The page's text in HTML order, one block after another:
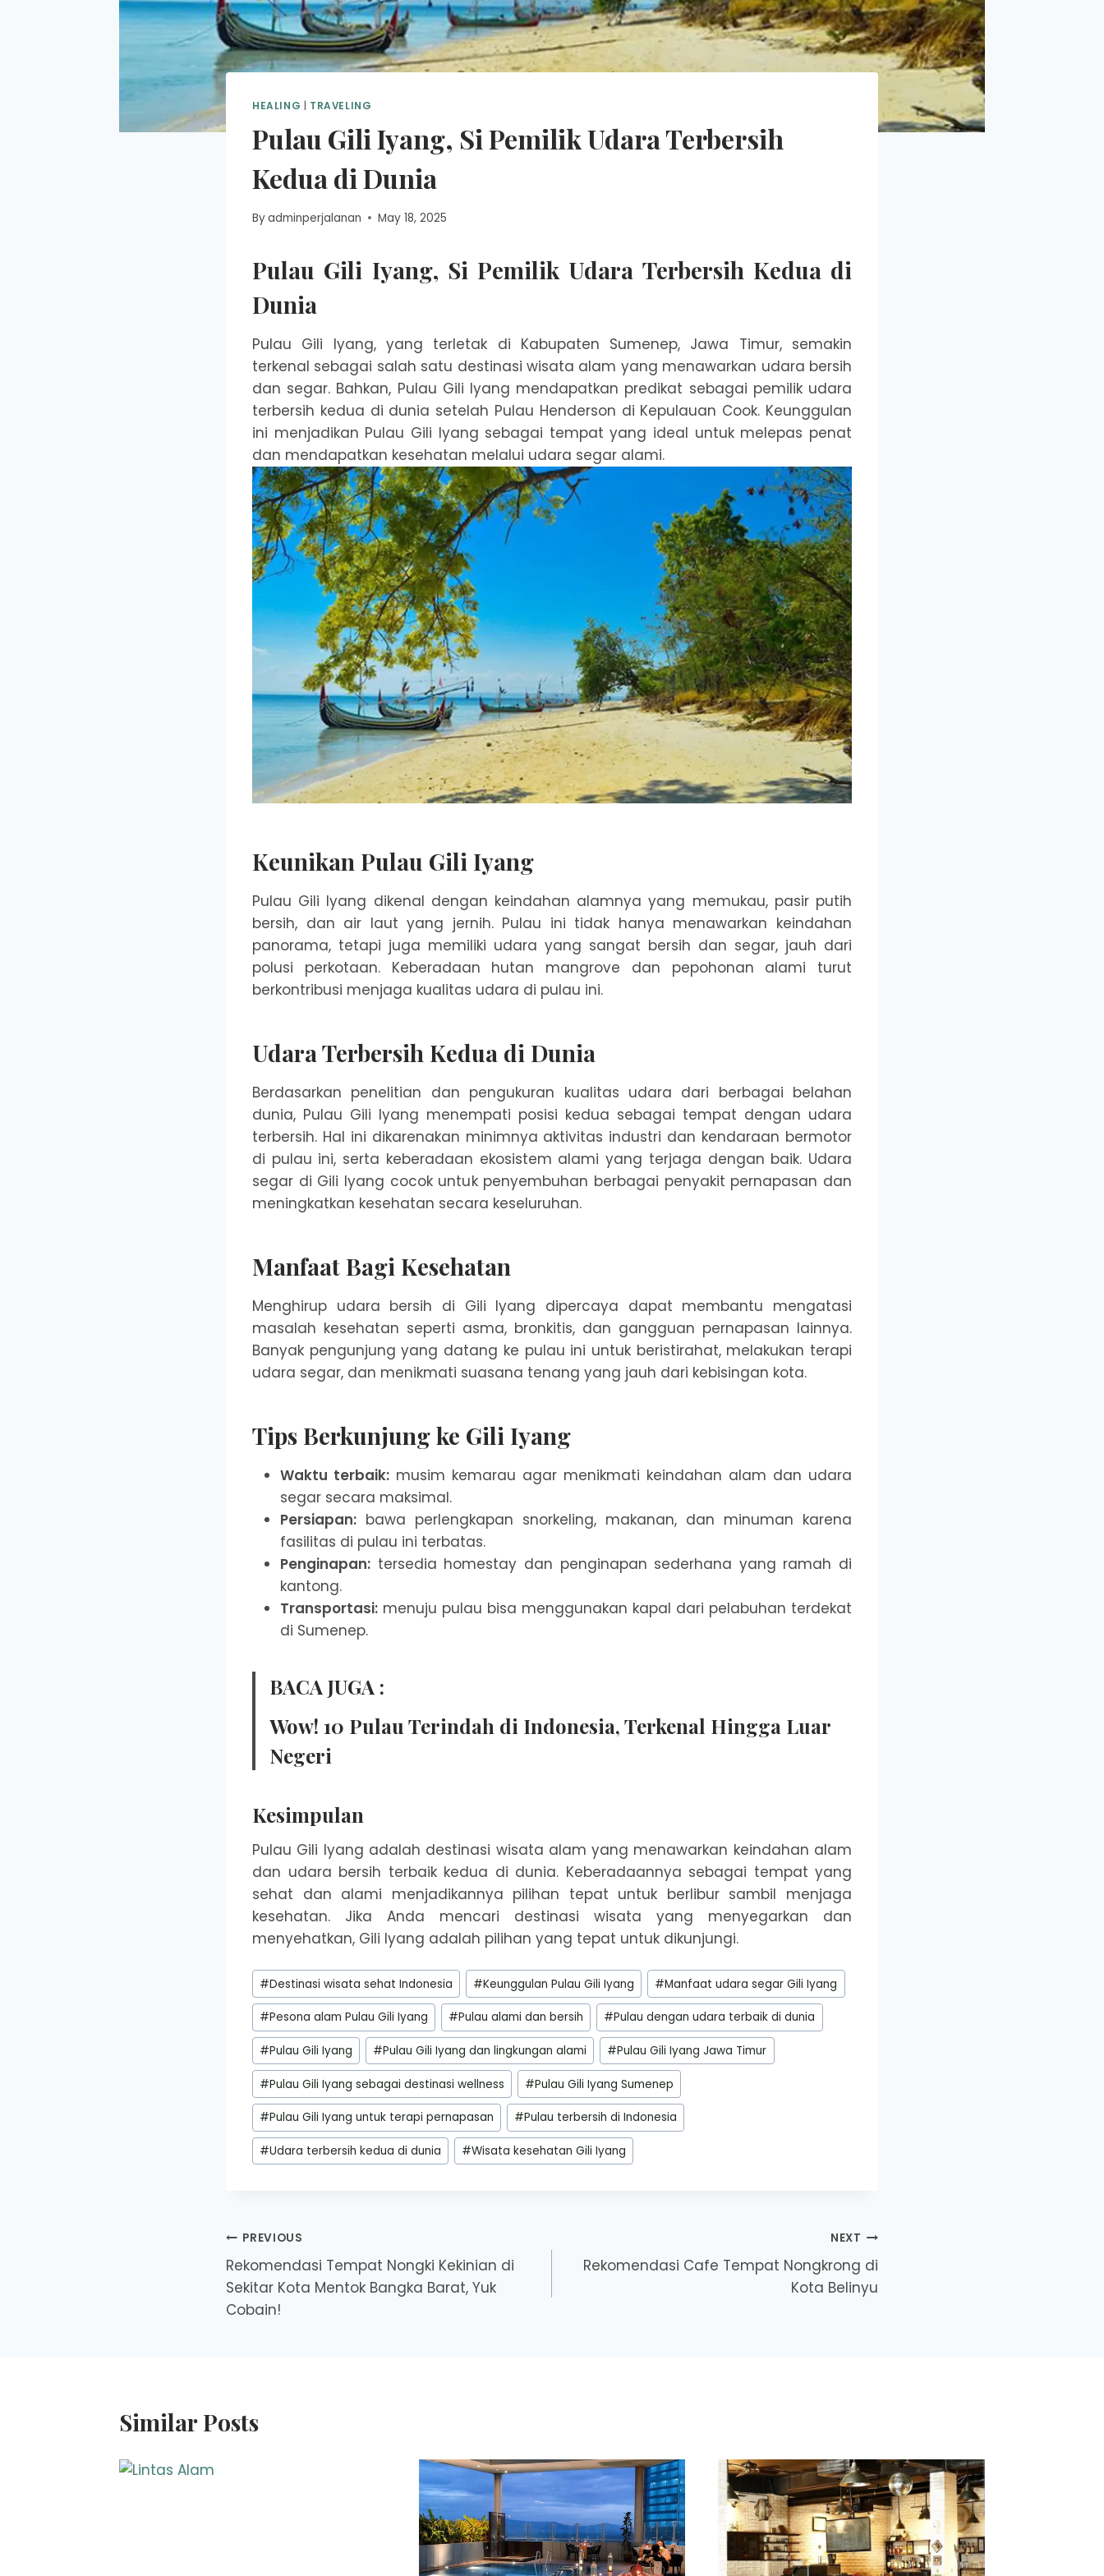
HEALING TRAVELING
Pulau Gili Iyang, Si Pemilik Udara Terbersih
Kedua di Dunia
Byadminperjalanan May 18, 2025
Pulau Gili Iyang, Si Pemilik Udara Terbersih Kedua di
Dunia
Pulau Gili Iyang, yang terletak di Kabupaten Sumenep, Jawa Timur, semakin
terkenal sebagai salah satu destinasi wisata alam yang menawarkan udara bersih
dan segar. Bahkan, Pulau Gili Iyang mendapatkan predikat sebagai pemilik udara
terbersih kedua di dunia setelah Pulau Henderson di Kepulauan Cook. Keunggulan
ini menjadikan Pulau Gili Iyang sebagai tempat yang ideal untuk melepas penat
dan mendapatkan kesehatan melalui udara segar alami.
Keunikan Pulau Gili Iyang
Pulau Gili Iyang dikenal dengan keindahan alamnya yang memukau, pasir putih
bersih, dan air laut yang jernih. Pulau ini tidak hanya menawarkan keindahan
panorama, tetapi juga memiliki udara yang sangat bersih dan segar, jauh dari
polusi perkotaan. Keberadaan hutan mangrove dan pepohonan alami turut
berkontribusi menjaga kualitas udara di pulau ini.
Udara Terbersih Kedua di Dunia
Berdasarkan penelitian dan pengukuran kualitas udara dari berbagai belahan
dunia, Pulau Gili Iyang menempati posisi kedua sebagai tempat dengan udara
terbersih. Hal ini dikarenakan minimnya aktivitas industri dan kendaraan bermotor
di pulau ini, serta keberadaan ekosistem alami yang terjaga dengan baik. Udara
segar di Gili Iyang cocok untuk penyembuhan berbagai penyakit pernapasan dan
meningkatkan kesehatan secara keseluruhan.
Manfaat Bagi Kesehatan
Menghirup udara bersih di Gili Iyang dipercaya dapat membantu mengatasi
masalah kesehatan seperti asma, bronkitis, dan gangguan pernapasan lainnya.
Banyak pengunjung yang datang ke pulau ini untuk beristirahat, melakukan terapi
udara segar, dan menikmati suasana tenang yang jauh dari kebisingan kota.
Tips Berkunjung ke Gili Iyang
Waktu terbaik: musim kemarau agar menikmati keindahan alam dan udara
segar secara maksimal.
Persiapan: bawa perlengkapan snorkeling, makanan, dan minuman karena
fasilitas di pulau ini terbatas.
Penginapan: tersedia homestay dan penginapan sederhana yang ramah di
kantong.
Transportasi: menuju pulau bisa menggunakan kapal dari pelabuhan terdekat
di Sumenep.
BACA JUGA :
Wow! 10 Pulau Terindah di Indonesia, Terkenal Hingga Luar
Negeri
Kesimpulan
Pulau Gili Iyang adalah destinasi wisata alam yang menawarkan keindahan alam
dan udara bersih terbaik kedua di dunia. Keberadaannya sebagai tempat yang
sehat dan alami menjadikannya pilihan tepat untuk berlibur sambil menjaga
kesehatan. Jika Anda mencari destinasi wisata yang menyegarkan dan
menyehatkan, Gili Iyang adalah pilihan yang tepat untuk dikunjungi.
Post
Tags:
#Destinasi wisata sehat Indonesia #Keunggulan Pulau Gili Iyang #Manfaat udara segar Gili Iyang
#Pesona alam Pulau Gili Iyang #Pulau alami dan bersih #Pulau dengan udara terbaik di dunia
#Pulau Gili Iyang #Pulau Gili Iyang dan lingkungan alami #Pulau Gili Iyang Jawa Timur
#Pulau Gili Iyang sebagai destinasi wellness #Pulau Gili Iyang Sumenep
#Pulau Gili Iyang untuk terapi pernapasan #Pulau terbersih di Indonesia
#Udara terbersih kedua di dunia #Wisata kesehatan Gili Iyang
Post
navigation
PREVIOUS
Rekomendasi Tempat Nongki Kekinian di
Sekitar Kota Mentok Bangka Barat, Yuk
Cobain!
NEXT
Rekomendasi Cafe Tempat Nongkrong di
Kota Belinyu
Similar Posts